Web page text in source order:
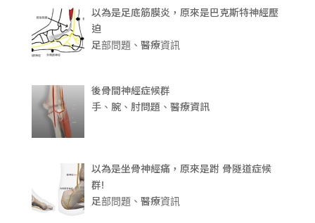
以為是足底筋膜炎，原來是巴克斯特神經壓
迫
足部問題、醫療資訊
後骨間神經症候群
手、腕、肘問題、醫療資訊
以為是坐骨神經痛，原來是跗 骨隧道症候
群!
足部問題、醫療資訊